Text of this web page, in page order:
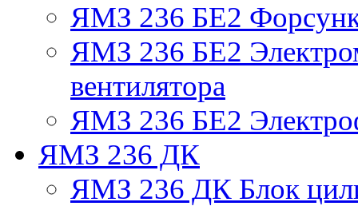
ЯМЗ 236 БЕ2
ЯМЗ 236 БЕ2
вентилятора
ЯМЗ 236 БЕ2
ЯМЗ 236 ДК
ЯМЗ 236 ДК Блок